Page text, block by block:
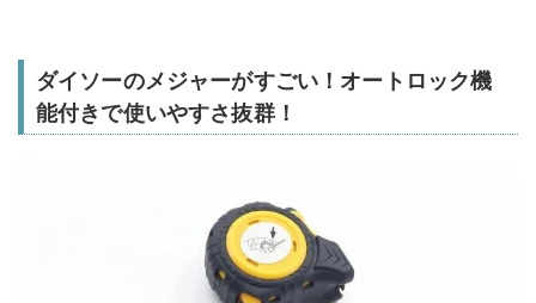
ダイソーのメジャーがすごい！オートロック機
能付きで使いやすさ抜群！